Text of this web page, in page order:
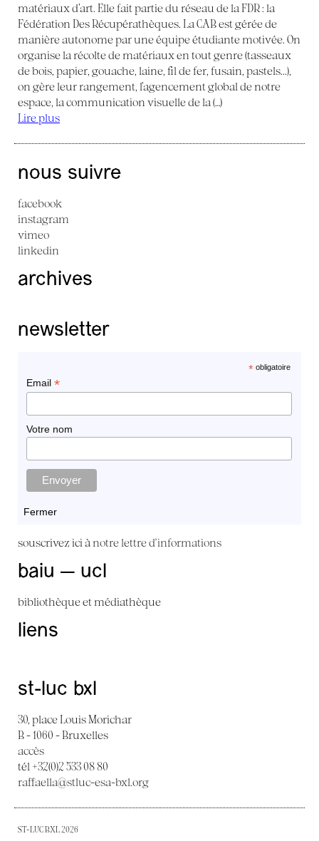
matériaux d’art. Elle fait partie du réseau de la FDR : la
Fédération Des Récupérathèques. La CAB est gérée de
manière autonome par une équipe étudiante motivée. On
organise la récolte de matériaux en tout genre (tasseaux
de bois, papier, gouache, laine, fil de fer, fusain, pastels...),
on gère leur rangement, l’agencement global de notre
espace, la communication visuelle de la (…)
Lire plus
nous suivre
facebook
instagram
vimeo
linkedin
archives
newsletter
*obligatoire
Email *
Votre nom
Fermer
souscrivez ici à notre lettre d'informations
baiu — ucl
bibliothèque et médiathèque
liens
st-luc bxl
30, place Louis Morichar
B - 1060 - Bruxelles
accès
tél +32(0)2 533 08 80
raffaella@stluc-esa-bxl.org
ST-LUC BXL 2026